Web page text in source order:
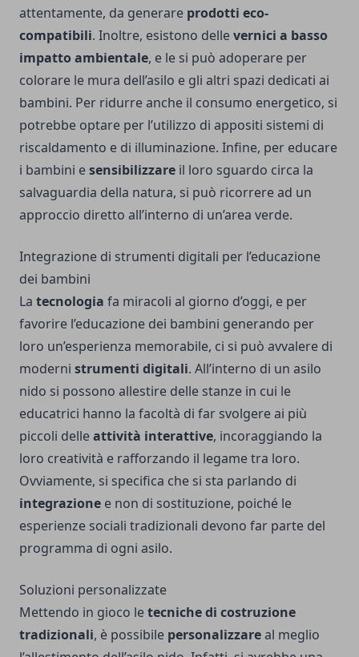
attentamente, da generare prodotti eco-
compatibili. Inoltre, esistono dellevernici a basso
impatto ambientale, e le si può adoperare per
colorare le mura dell’asilo e gli altri spazi dedicati ai
bambini. Per ridurre anche il consumo energetico, si
potrebbe optare per l’utilizzo di appositi sistemi di
riscaldamento e di illuminazione. Infine, per educare
i bambini esensibilizzare il loro sguardo circa la
salvaguardia della natura, si può ricorrere ad un
approccio diretto all’interno di un’area verde.
Integrazione di strumenti digitali per l’educazione
dei bambini
La tecnologia fa miracoli al giorno d’oggi, e per
favorire l’educazione dei bambini generando per
loro un’esperienza memorabile, ci si può avvalere di
moderni strumenti digitali. All’interno di un asilo
nido si possono allestire delle stanze in cui le
educatrici hanno la facoltà di far svolgere ai più
piccoli delleattività interattive, incoraggiando la
loro creatività e rafforzando il legame tra loro.
Ovviamente, si specifica che si sta parlando di
integrazione e non di sostituzione, poiché le
esperienze sociali tradizionali devono far parte del
programma di ogni asilo.
Soluzioni personalizzate
Mettendo in gioco letecniche di costruzione
tradizionali, è possibile personalizzareal meglio